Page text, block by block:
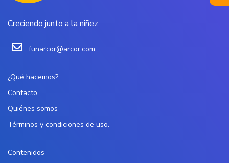
Creciendo junto a la niñez
funarcor@arcor.com
¿Qué hacemos?
Contacto
Quiénes somos
Términos y condiciones de uso.
Contenidos